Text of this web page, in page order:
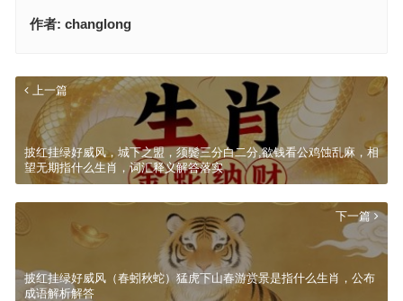
作者: changlong
上一篇
披红挂绿好威风，城下之盟，须鬓三分白二分,欲钱看公鸡蚀乱麻，相
望无期指什么生肖，词汇释义解答落实
下一篇
披红挂绿好威风（春蚓秋蛇）猛虎下山春游赏景是指什么生肖，公布
成语解析解答